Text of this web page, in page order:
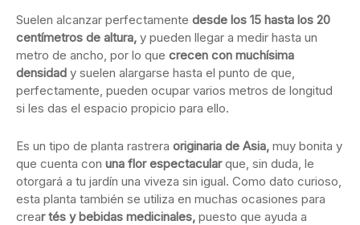
Suelen alcanzar perfectamente desde los 15 hasta los 20
centímetros de altura, y pueden llegar a medir hasta un
metro de ancho, por lo que crecen con muchísima
densidad y suelen alargarse hasta el punto de que,
perfectamente, pueden ocupar varios metros de longitud
si les das el espacio propicio para ello.
Es un tipo de planta rastrera originaria de Asia, muy bonita y
que cuenta con una flor espectacularque, sin duda, le
otorgará a tu jardín una viveza sin igual. Como dato curioso,
esta planta también se utiliza en muchas ocasiones para
crear tés y bebidas medicinales, puesto que ayuda a